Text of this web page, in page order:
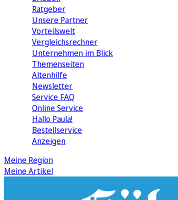
Ratgeber
Unsere Partner
Vorteilswelt
Vergleichsrechner
Unternehmen im Blick
Themenseiten
Altenhilfe
Newsletter
Service FAQ
Online Service
Hallo Paula!
Bestellservice
Anzeigen
Meine Region
Meine Artikel